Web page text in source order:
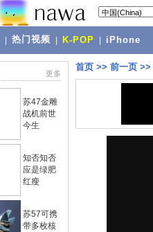
热门视频 K-POP iPhone
更多
苏47金雕
战机前世
今生
知否知否
应是绿肥
红瘦
苏57可携
带多枚核
首页 >> 前一页 >>